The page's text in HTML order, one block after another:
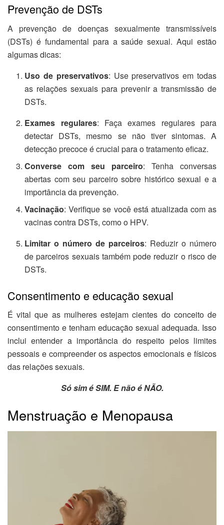
Prevenção de DSTs
A prevenção de doenças sexualmente transmissíveis
(DSTs) é fundamental para a saúde sexual. Aqui estão
algumas dicas:
Uso de preservativos: Use preservativos em todas
as relações sexuais para prevenir a transmissão de
DSTs.
Exames regulares: Faça exames regulares para
detectar DSTs, mesmo se não tiver sintomas. A
detecção precoce é crucial para o tratamento eficaz.
Converse com seu parceiro: Tenha conversas
abertas com seu parceiro sobre histórico sexual e a
importância da prevenção.
Vacinação: Verifique se você está atualizada com as
vacinas contra DSTs, como o HPV.
Limitar o número de parceiros: Reduzir o número
de parceiros sexuais também pode reduzir o risco de
DSTs.
Consentimento e educação sexual
É vital que as mulheres estejam cientes do conceito de
consentimento e tenham educação sexual adequada. Isso
inclui entender a importância do respeito pelos limites
pessoais e compreender os aspectos emocionais e físicos
das relações sexuais.
Só sim é SIM. E não é NÃO.
Menstruação e Menopausa